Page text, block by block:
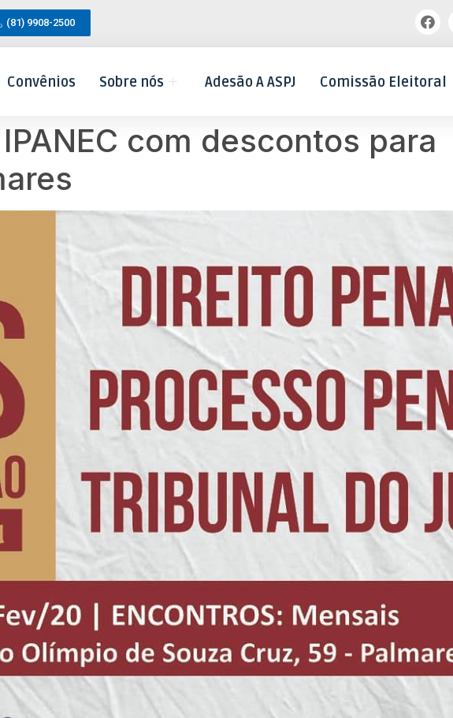
(81) 9908-2500
Convênios Sobre nós Adesão A ASPJ Comissão Eleitoral
com descontos para